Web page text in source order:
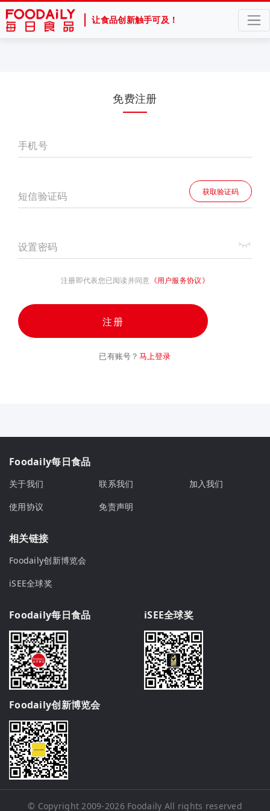
让食品创新触手可及！
免费注册
手机号
短信验证码 获取验证码
设置密码
注册即代表您已阅读并同意 《用户服务协议》
注册
已有账号？ 马上登录
Foodaily每日食品
关于我们 联系我们
加入我们
使用协议
免责声明
相关链接
Foodaily创新博览会
iSEE全球奖
Foodaily每日食品 iSEE全球奖
Foodaily创新博览会
© Copyright 2009-2026 Foodaily All rights reserved